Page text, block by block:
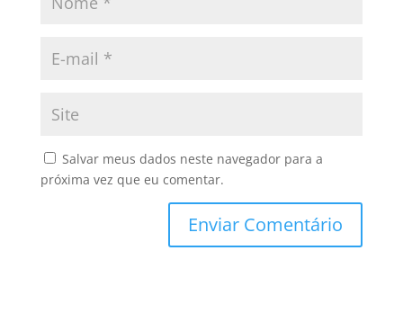
Salvar meus dados neste navegador para a
próxima vez que eu comentar.